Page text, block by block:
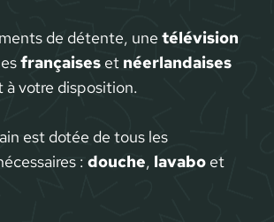
de détente, une télévision
françaises et néerlandaises
à votre disposition.
est dotée de tous les
: douche, lavabo et